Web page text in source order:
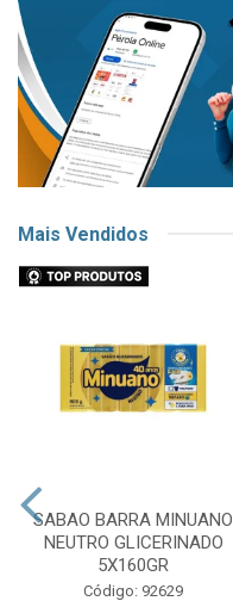
Mais Vendidos
SABAO BARRA MINUANO
NEUTRO GLICERINADO
5X160GR
Código: 92629